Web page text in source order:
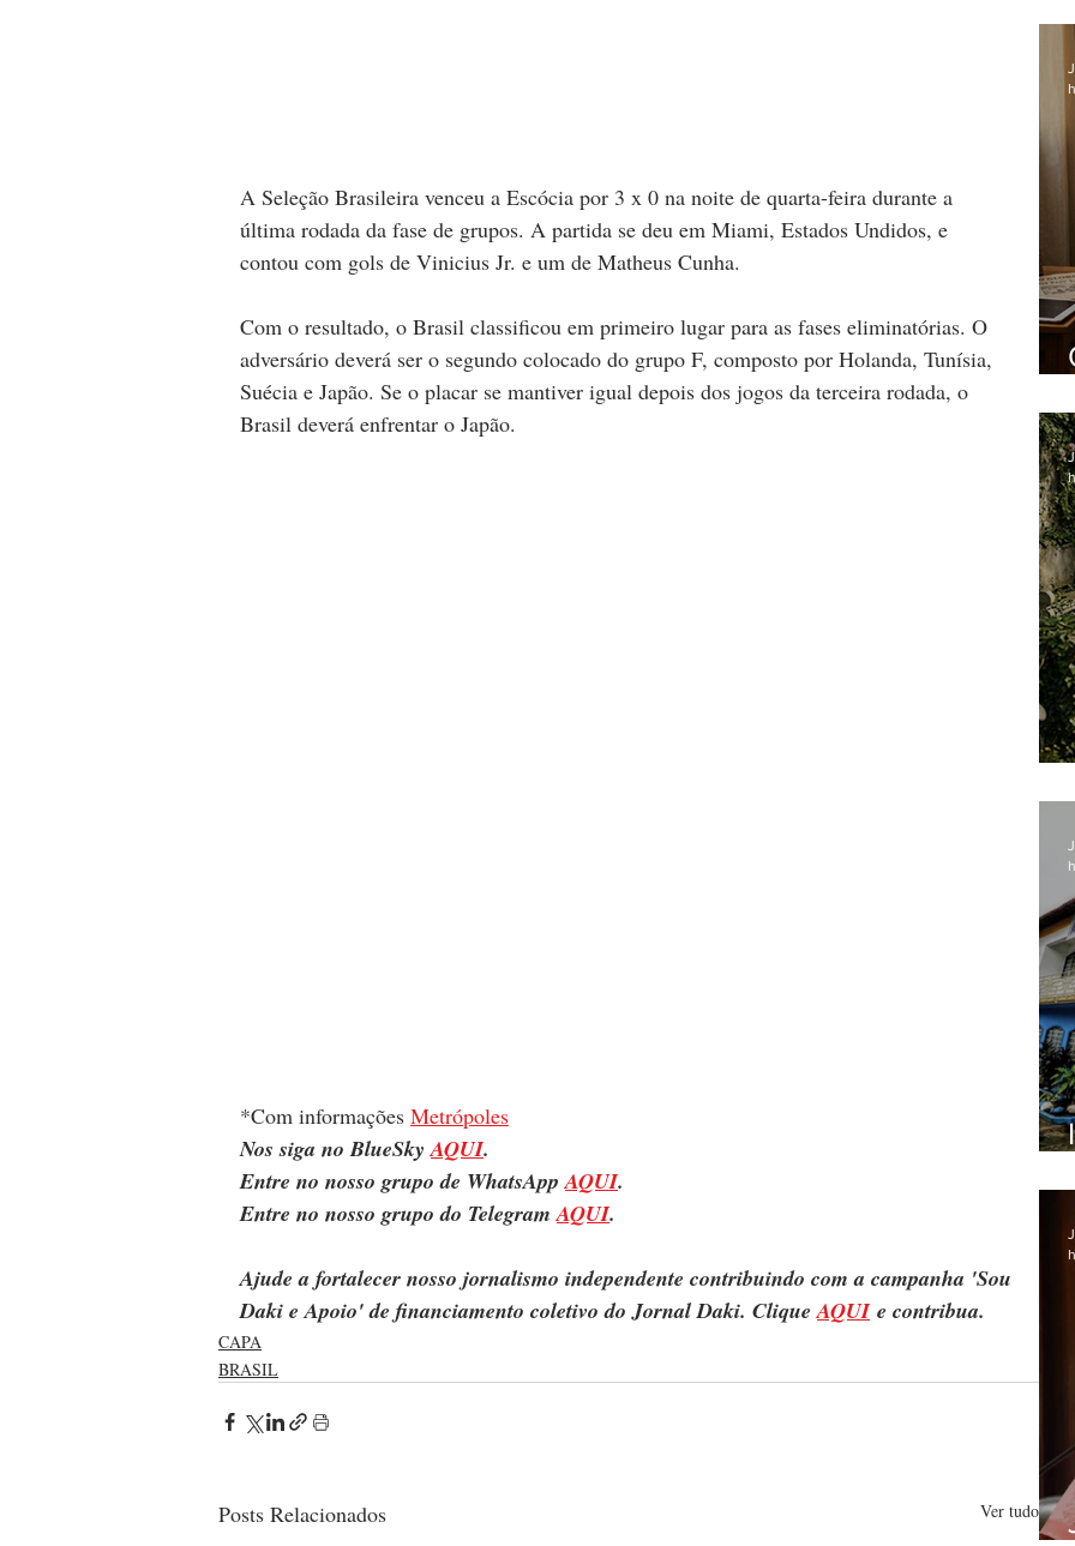
A Seleção Brasileira venceu a Escócia por 3 x 0 na noite de quarta-feira durante a
última rodada da fase de grupos. A partida se deu em Miami, Estados Undidos, e
contou com gols de Vinicius Jr. e um de Matheus Cunha.
Com o resultado, o Brasil classificou em primeiro lugar para as fases eliminatórias. O
adversário deverá ser o segundo colocado do grupo F, composto por Holanda, Tunísia,
Suécia e Japão. Se o placar se mantiver igual depois dos jogos da terceira rodada, o
Brasil deverá enfrentar o Japão.
*Com informações Metrópoles
Nos siga no BlueSky AQUI.
Entre no nosso grupo de WhatsApp AQUI.
Entre no nosso grupo do Telegram AQUI.
Ajude a fortalecer nosso jornalismo independente contribuindo com a campanha 'Sou
Daki e Apoio' de financiamento coletivo do Jornal Daki. Clique AQUI e contribua.
CAPA
BRASIL
Posts Relacionados Ver tudo